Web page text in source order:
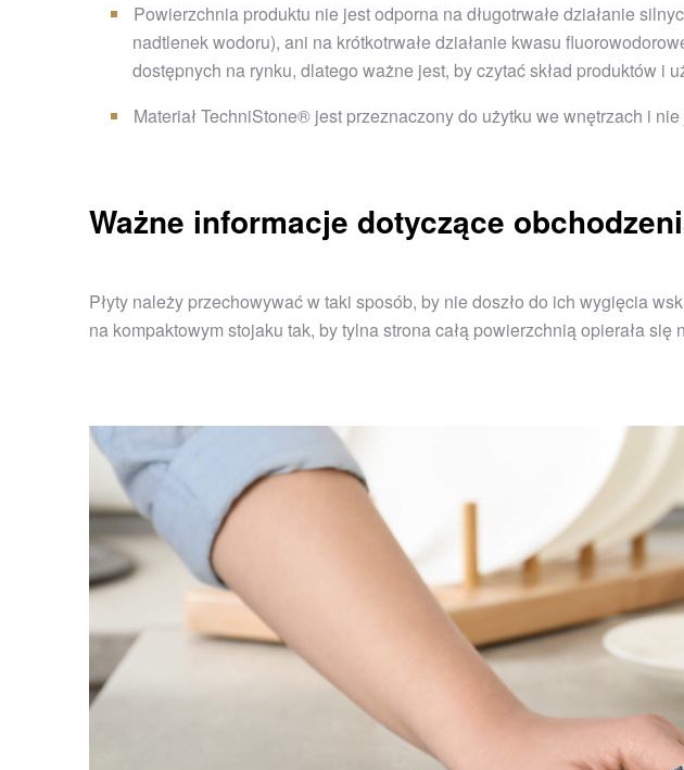
Powierzchnia produktu nie jest odporna na długotrwałe działanie
nadtlenek wodoru), ani na krótkotrwałe działanie kwasu
dostępnych na rynku, dlatego ważne jest, by czytać skład produktów i
Materiał TechniStone® jest przeznaczony do użytku we wnętrzach i
Ważne informacje dotyczące
Płyty należy przechowywać w taki sposób, by nie doszło do ich wygięcia
na kompaktowym stojaku tak, by tylna strona całą powierzchnią opierała